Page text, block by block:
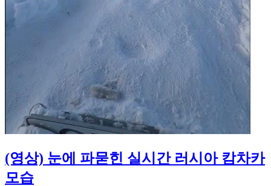
(영상) 눈에 파묻힌 실시간 러시아 캄차카
모습